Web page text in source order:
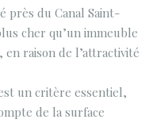
près du Canal Saint-
cher qu’un immeuble
raison de l’attractivité
un critère essentiel,
de la surface